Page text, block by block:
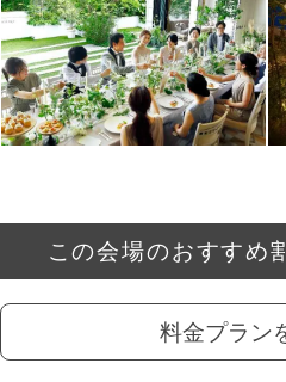
この会場のおすすめ
料金プラン